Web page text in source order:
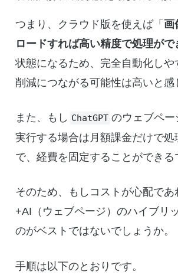
つまり、クラウド版を使えば「画
ロードすれば高い精度で処理がで
状態になるため、完全自動化しや
削減につながる可能性は高いと感
また、もし ChatGPT のウェブペー
実行する場合は月額課金だけで処
で、経費を固定することができる
そのため、もしコストが心配であ
+AI（ウェブページ）のハイブリ
のがベストではないでしょうか。
手順は以下のとおりです。